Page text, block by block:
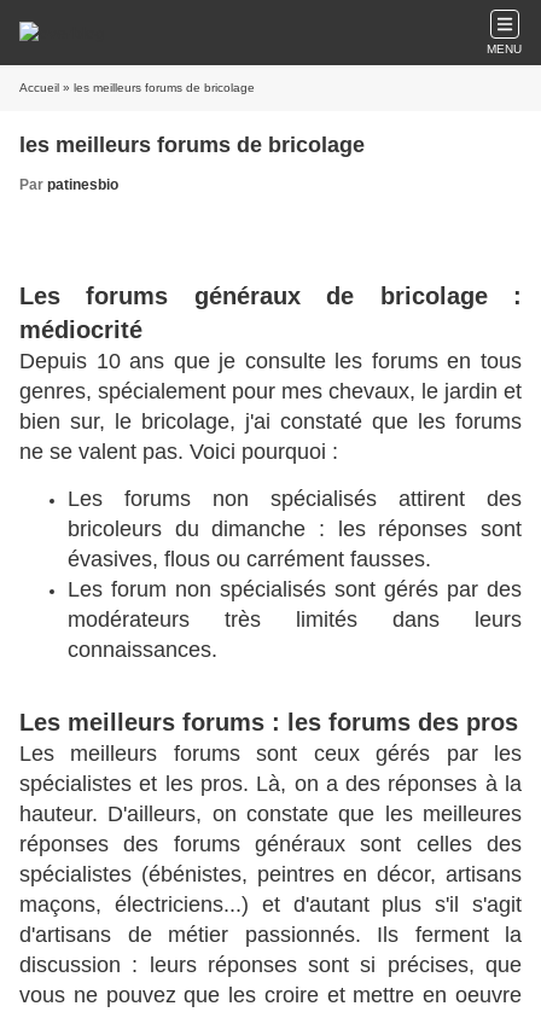
MENU
Accueil » les meilleurs forums de bricolage
les meilleurs forums de bricolage
Par patinesbio
Les forums généraux de bricolage :
médiocrité
Depuis 10 ans que je consulte les forums en tous
genres, spécialement pour mes chevaux, le jardin et
bien sur, le bricolage, j'ai constaté que les forums
ne se valent pas. Voici pourquoi :
Les forums non spécialisés attirent des
bricoleurs du dimanche : les réponses sont
évasives, flous ou carrément fausses.
Les forum non spécialisés sont gérés par des
modérateurs très limités dans leurs
connaissances.
Les meilleurs forums : les forums des pros
Les meilleurs forums sont ceux gérés par les
spécialistes et les pros. Là, on a des réponses à la
hauteur. D'ailleurs, on constate que les meilleures
réponses des forums généraux sont celles des
spécialistes (ébénistes, peintres en décor, artisans
maçons, électriciens...) et d'autant plus s'il s'agit
d'artisans de métier passionnés. Ils ferment la
discussion : leurs réponses sont si précises, que
vous ne pouvez que les croire et mettre en oeuvre